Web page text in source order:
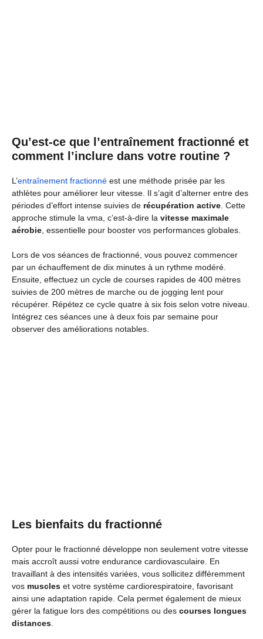
Qu’est-ce que l’entraînement fractionné et
comment l’inclure dans votre routine ?
L’entraînement fractionné est une méthode prisée par les
athlètes pour améliorer leur vitesse. Il s’agit d’alterner entre des
périodes d’effort intense suivies de récupération active . Cette
approche stimule la vma, c’est-à-dire la vitesse maximale
aérobie , essentielle pour booster vos performances globales.
Lors de vos séances de fractionné, vous pouvez commencer
par un échauffement de dix minutes à un rythme modéré.
Ensuite, effectuez un cycle de courses rapides de 400 mètres
suivies de 200 mètres de marche ou de jogging lent pour
récupérer. Répétez ce cycle quatre à six fois selon votre niveau.
Intégrez ces séances une à deux fois par semaine pour
observer des améliorations notables.
Les bienfaits du fractionné
Opter pour le fractionné développe non seulement votre vitesse
mais accroît aussi votre endurance cardiovasculaire. En
travaillant à des intensités variées, vous sollicitez différemment
vos muscles et votre système cardiorespiratoire, favorisant
ainsi une adaptation rapide. Cela permet également de mieux
gérer la fatigue lors des compétitions ou des courses longues
distances